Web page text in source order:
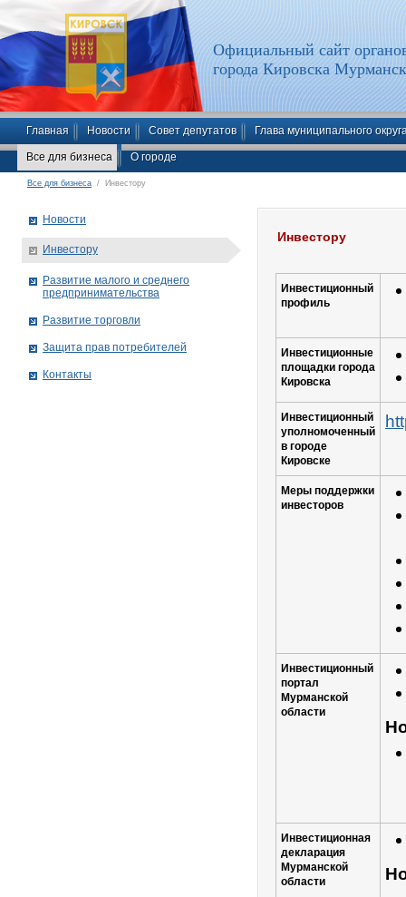
Официальный сайт
города Кировска
Главная Новости Совет депутатов Глава муниципального
Все для бизнеса О городе
Все для бизнеса / Инвестору
Инвестору
Инвестиционный
профиль
Инвестиционные
площадки города
Кировска
Инвестиционный
уполномоченный
в городе
Кировске
Меры поддержки
инвесторов
Инвестиционный
портал
Мурманской
области
Инвестиционная
декларация
Мурманской
области
Новости
Инвестору
Развитие малого и среднего
предпринимательства
Развитие торговли
Защита прав потребителей
Контакты